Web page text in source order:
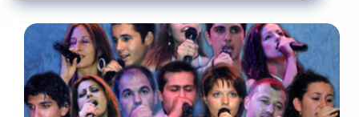
el
Primer
Premio
del
10º
Concurso
Vocal
Pancretano